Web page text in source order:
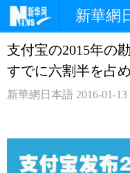
新華網
ホームページ
中日対訳
支付宝の2015年の
すでに六割半を占
新華網日本語 2016-01-